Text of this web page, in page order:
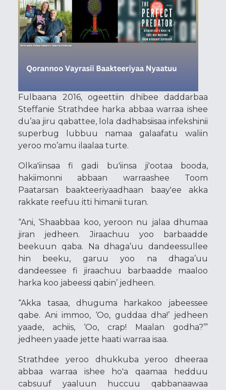
Fulbaana 2016, ogeettiin dhibee daddarbaa
Steffanie Strathdee harka abbaa warraa ishee
du’aa jiru qabattee, lola dadhabsiisaa infekshinii
superbug lubbuu namaa galaafatu waliin
yeroo mo’amu ilaalaa turte.
Olka'iinsaa fi gadi bu'iinsa ji'ootaa booda,
hakiimonni abbaan warraashee Toom
Paatarsan baakteeriyaadhaan baay'ee akka
rakkate reefuu itti himanii turan.
“Ani, ‘Shaabbaa koo, yeroon nu jalaa dhumaa
jiran jedheen. Jiraachuu yoo barbaadde
beekuun qaba. Na dhaga’uu dandeessullee
hin beeku, garuu yoo na dhaga’uu
dandeessee fi jiraachuu barbaadde maaloo
harka koo jabeessi qabin’ jedheen.
“Akka tasaa, dhuguma harkakoo jabeessee
qabe. Ani immoo, ‘Oo, guddaa dha!’ jedheen
yaade, achiis, ‘Oo, crap! Maalan godha?’”
jedheen yaade jette haati warraa isaa.
Strathdee yeroo dhukkuba yeroo dheeraa
abbaa warraa ishee ho'a qaamaa hedduu
cabsuuf yaaluun huccuu qabbanaawaa